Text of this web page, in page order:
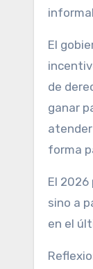
El
de
ganar
forma
El
sino a
en el